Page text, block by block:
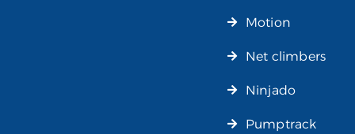
Motion
Net climbers
Ninjado
Pumptrack